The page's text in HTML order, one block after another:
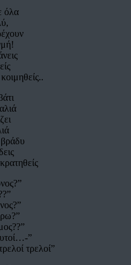
όλα
βράδυ
”
τρελοί”